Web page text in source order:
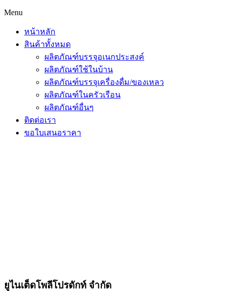
Menu
หน้าหลัก
สินค้าทั้งหมด
ผลิตภัณฑ์บรรจุอเนกประสงค์
ผลิตภัณฑ์ใช้ในบ้าน
ผลิตภัณฑ์บรรจุเครื่องดื่ม/ของเหลว
ผลิตภัณฑ์ในครัวเรือน
ผลิตภัณฑ์อื่นๆ
ติดต่อเรา
ขอใบเสนอราคา
ยูไนเต็ดโพลีโปรดักท์ จำกัด